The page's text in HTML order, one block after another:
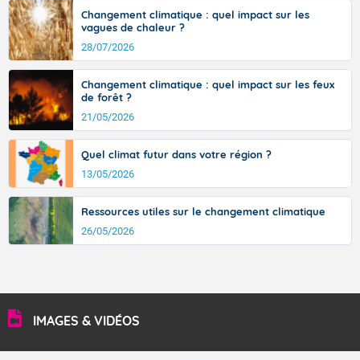
36 à 39 degrés en basse vallée du Rhône, dans
l'intérieur de la Provence.
Fermer
Changement climatique : quel impact sur les
vagues de chaleur ?
28/07/2026
Changement climatique : quel impact sur les feux
de forêt ?
21/05/2026
Quel climat futur dans votre région ?
13/05/2026
Ressources utiles sur le changement climatique
26/05/2026
IMAGES & VIDÉOS